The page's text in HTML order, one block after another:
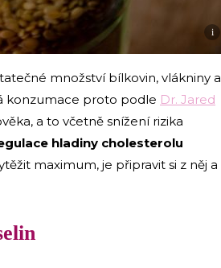
i
množství bílkovin, vlákniny a
konzumace proto podle Dr. Jared
a to včetně snížení rizika
hladiny cholesterolu
maximum, je připravit si z něj a